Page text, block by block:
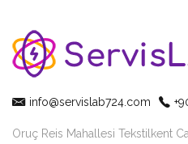
info@servislab724.com
Oruç Reis Mahallesi Tekstilkent